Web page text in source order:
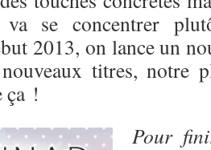
se concentrer
2013, on lance un
titres, notre
ça !
Pour